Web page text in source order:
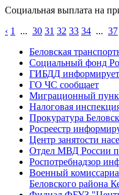
Социальная выплата на
‹ 1 ... 30 31 32 33 34 ... 37
Беловская
Социальный фонд
ГИБДД информирует
ГО ЧС сообщает
Миграционный
Налоговая
Прокуратура
Росреестр
Центр занятости
Отдел МВД России
Роспотребнадзор
Военный
Беловского района